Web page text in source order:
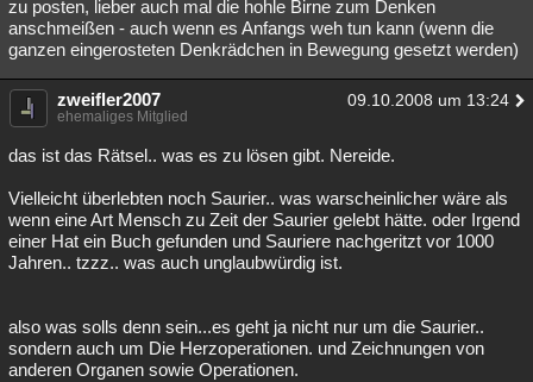
zu posten, lieber auch mal die hohle Birne zum Denken
anschmeißen - auch wenn es Anfangs weh tun kann (wenn die
ganzen eingerosteten Denkrädchen in Bewegung gesetzt werden)
zweifler2007 09.10.2008 um 13:24
ehemaliges Mitglied
das ist das Rätsel.. was es zu lösen gibt. Nereide.
Vielleicht überlebten noch Saurier.. was warscheinlicher wäre als
wenn eine Art Mensch zu Zeit der Saurier gelebt hätte. oder Irgend
einer Hat ein Buch gefunden und Sauriere nachgeritzt vor 1000
Jahren.. tzzz.. was auch unglaubwürdig ist.
also was solls denn sein...es geht ja nicht nur um die Saurier..
sondern auch um Die Herzoperationen. und Zeichnungen von
anderen Organen sowie Operationen.